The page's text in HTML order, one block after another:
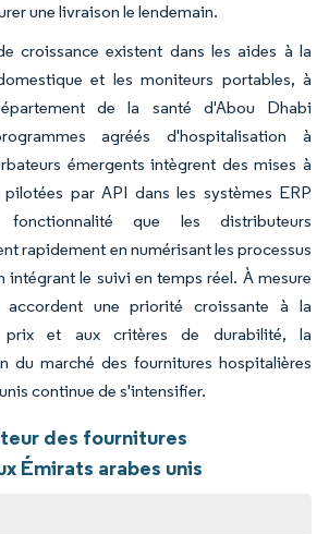
une livraison le lendemain.
croissance existent dans les aides à la
et les moniteurs portables, à
de la santé d'Abou Dhabi
agréés d'hospitalisation à
émergents intègrent des mises à
par API dans les systèmes ERP
fonctionnalité que les distributeurs
rapidement en numérisant les processus
intégrant le suivi en temps réel. À mesure
accordent une priorité croissante à la
prix et aux critères de durabilité, la
du marché des fournitures hospitalières
continue de s'intensifier.
des fournitures
Émirats arabes unis